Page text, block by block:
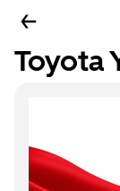
Toyota